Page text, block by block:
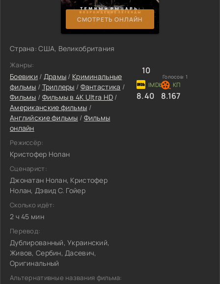
СМОТРЕТЬ ОНЛАЙН
Страна: США, Великобритания
Жанры:
Боевики / Драмы / Криминальные
фильмы / Триллеры / Фантастика /
Фильмы / Фильмы в 4K Ultra HD /
Американские фильмы /
Английские фильмы / Фильмы
онлайн
Режиссёр:
Кристофер Нолан
Сценарист:
Джонатан Нолан, Кристофер
Нолан, Дэвид С. Гойер
Сколько идёт:
2 ч 45 мин
Перевод:
Дублированный, Украинский,
Живов, Сербин, Дасевич,
Оригинальный
Альтернативные названия фильма:
10
Голосов: 1
8.40 8.167